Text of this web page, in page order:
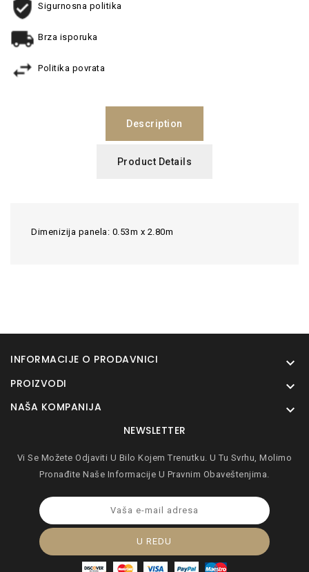
Sigurnosna politika
Brza isporuka
Politika povrata
Description
Product Details
Dimenizija panela: 0.53m x 2.80m
INFORMACIJE O PRODAVNICI 
PROIZVODI 
NAŠA KOMPANIJA 
NEWSLETTER
Vi Se Možete Odjaviti U Bilo Kojem Trenutku. U Tu Svrhu, Molimo
Pronađite Naše Informacije U Pravnim Obaveštenjima.